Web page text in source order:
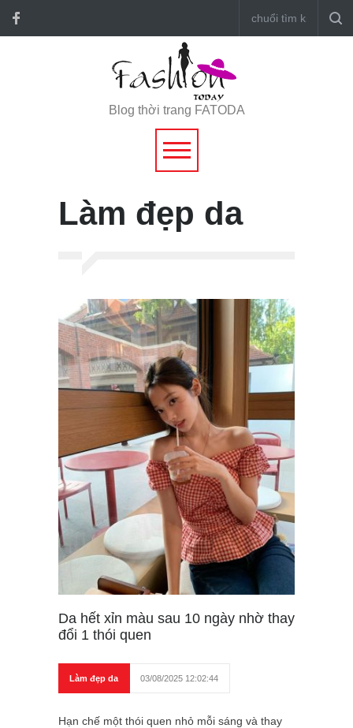
Blog thời trang FATODA
Làm đẹp da
Da hết xỉn màu sau 10 ngày nhờ thay
đổi 1 thói quen
Làm đẹp da 03/08/2025 12:02:44
Hạn chế một thói quen nhỏ mỗi sáng và thay